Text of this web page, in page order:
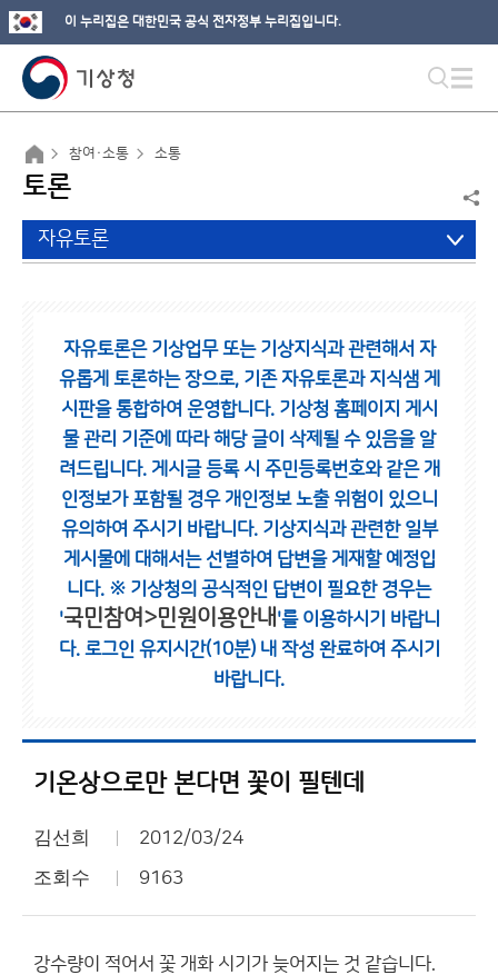
이 누리집은 대한민국 공식 전자정부 누리집입니다.
참여·소통 소통
토론
자유토론
자유토론은 기상업무 또는 기상지식과 관련해서 자
유롭게 토론하는 장으로, 기존 자유토론과 지식샘 게
시판을 통합하여 운영합니다. 기상청 홈페이지 게시
물 관리 기준에 따라 해당 글이 삭제될 수 있음을 알
려드립니다. 게시글 등록 시 주민등록번호와 같은 개
인정보가 포함될 경우 개인정보 노출 위험이 있으니
유의하여 주시기 바랍니다. 기상지식과 관련한 일부
게시물에 대해서는 선별하여 답변을 게재할 예정입
니다. ※ 기상청의 공식적인 답변이 필요한 경우는
'국민참여>민원이용안내 '를 이용하시기 바랍니
다. 로그인 유지시간(10분) 내 작성 완료하여 주시기
바랍니다.
기온상으로만 본다면 꽃이 필텐데
김선희 2012/03/24
조회수 9163
강수량이 적어서 꽃 개화 시기가 늦어지는 것 같습니다.